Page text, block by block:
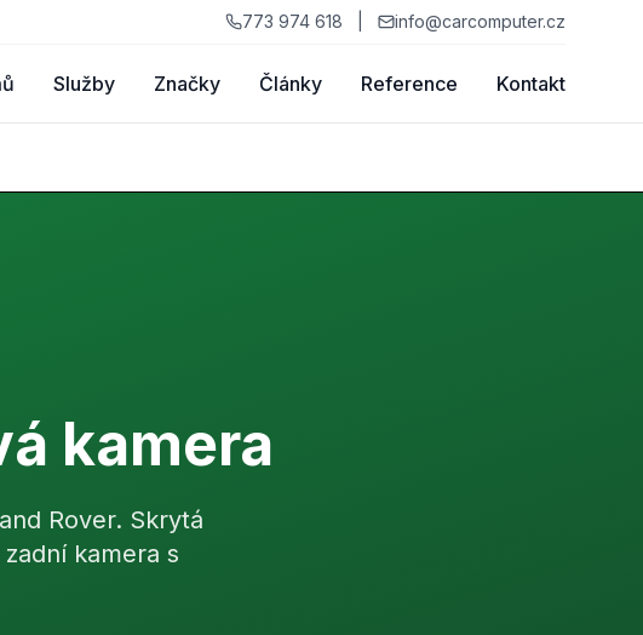
773 974 618 info@carcomputer.cz
Služby Značky Články Reference Kontakt
kamera
Rover. Skrytá
kamera s